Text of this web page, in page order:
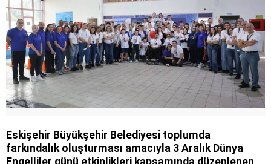
Eskişehir Büyükşehir Belediyesi toplumda
farkındalık oluşturması amacıyla 3 Aralık Dünya
Engelliler günü etkinlikleri kapsamında düzenlenen